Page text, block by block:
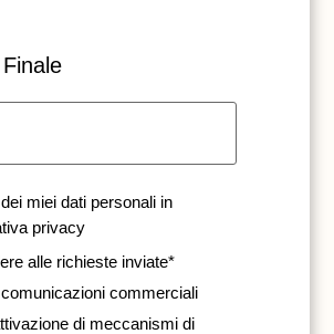
miei dati personali in
privacy
alle richieste inviate*
commerciali
di meccanismi di